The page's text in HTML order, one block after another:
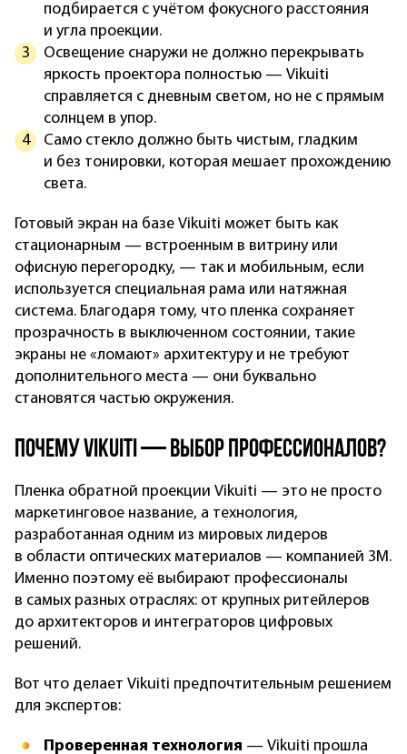
подбирается с учётом фокусного расстояния
и угла проекции.
Освещение снаружи не должно перекрывать
яркость проектора полностью — Vikuiti
справляется с дневным светом, но не с прямым
солнцем в упор.
Само стекло должно быть чистым, гладким
и без тонировки, которая мешает прохождению
света.
Готовый экран на базе Vikuiti может быть как
стационарным — встроенным в витрину или
офисную перегородку, — так и мобильным, если
используется специальная рама или натяжная
система. Благодаря тому, что пленка сохраняет
прозрачность в выключенном состоянии, такие
экраны не «ломают» архитектуру и не требуют
дополнительного места — они буквально
становятся частью окружения.
Почему Vikuiti — выбор профессионалов?
Пленка обратной проекции Vikuiti — это не просто
маркетинговое название, а технология,
разработанная одним из мировых лидеров
в области оптических материалов — компанией 3M.
Именно поэтому её выбирают профессионалы
в самых разных отраслях: от крупных ритейлеров
до архитекторов и интеграторов цифровых
решений.
Вот что делает Vikuiti предпочтительным решением
для экспертов:
Проверенная технология — Vikuiti прошла